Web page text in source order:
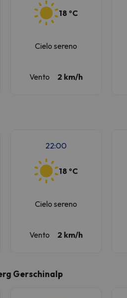
18 ºC
Cielo sereno
Vento 2 km/h
22:00
18 ºC
Cielo sereno
Vento 2 km/h
Gerschinalp